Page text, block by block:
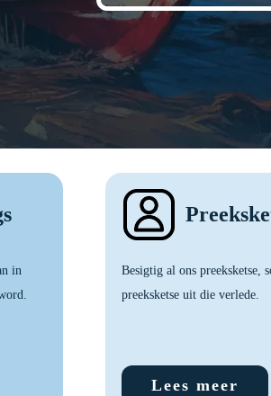
in
Besigtig al ons preeksketse,
preeksketse uit die verlede.
Lees meer